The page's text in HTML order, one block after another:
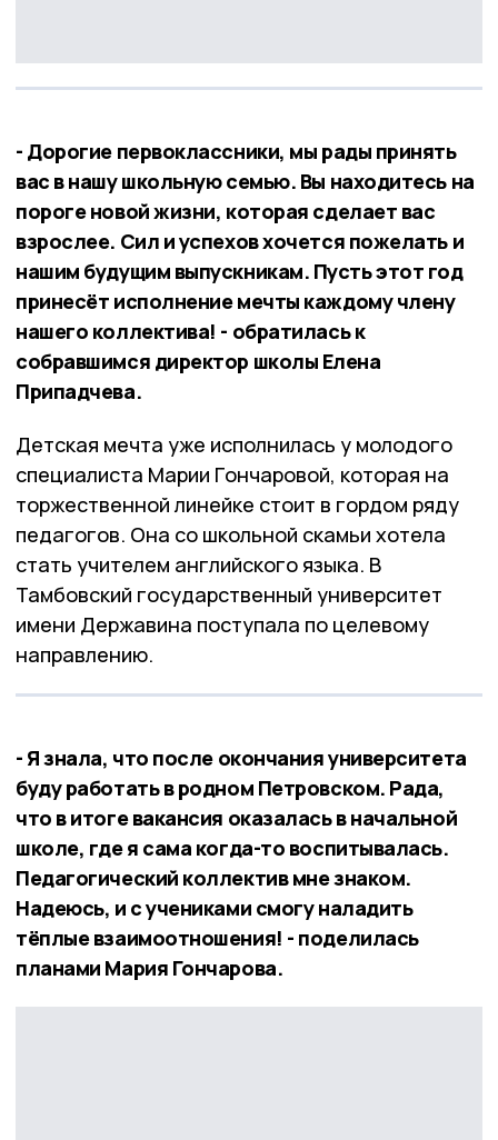
- Дорогие первоклассники, мы рады принять
вас в нашу школьную семью. Вы находитесь на
пороге новой жизни, которая сделает вас
взрослее. Сил и успехов хочется пожелать и
нашим будущим выпускникам. Пусть этот год
принесёт исполнение мечты каждому члену
нашего коллектива! - обратилась к
собравшимся директор школы Елена
Припадчева.
Детская мечта уже исполнилась у молодого
специалиста Марии Гончаровой, которая на
торжественной линейке стоит в гордом ряду
педагогов. Она со школьной скамьи хотела
стать учителем английского языка. В
Тамбовский государственный университет
имени Державина поступала по целевому
направлению.
- Я знала, что после окончания университета
буду работать в родном Петровском. Рада,
что в итоге вакансия оказалась в начальной
школе, где я сама когда-то воспитывалась.
Педагогический коллектив мне знаком.
Надеюсь, и с учениками смогу наладить
тёплые взаимоотношения! - поделилась
планами Мария Гончарова.